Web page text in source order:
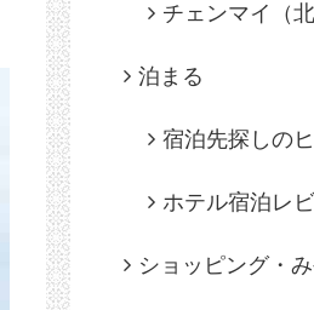
チェンマイ（
泊まる
宿泊先探しの
ホテル宿泊レ
ショッピング・